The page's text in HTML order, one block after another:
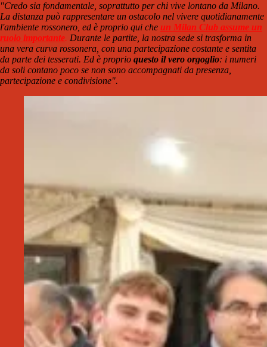
"Credo sia fondamentale, soprattutto per chi vive lontano da Milano.
La distanza può rappresentare un ostacolo nel vivere quotidianamente
l'ambiente rossonero, ed è proprio qui che un Milan Club assume un
ruolo importante. Durante le partite, la nostra sede si trasforma in
una vera curva rossonera, con una partecipazione costante e sentita
da parte dei tesserati. Ed è proprio questo il vero orgoglio: i numeri
da soli contano poco se non sono accompagnati da presenza,
partecipazione e condivisione".